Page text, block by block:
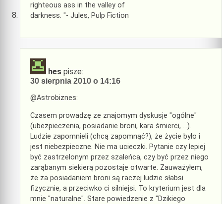
righteous ass in the valley of
darkness. "- Jules, Pulp Fiction
hes pisze:
30 sierpnia 2010 o 14:16
@Astrobiznes:
Czasem prowadzę ze znajomym dyskusje "ogólne"
(ubezpieczenia, posiadanie broni, kara śmierci, …).
Ludzie zapomnieli (chcą zapomnąć?), że życie było i
jest niebezpieczne. Nie ma ucieczki. Pytanie czy lepiej
być zastrzelonym przez szaleńca, czy być przez niego
zarąbanym siekierą pozostaje otwarte. Zauważyłem,
że za posiadaniem broni są raczej ludzie słabsi
fizycznie, a przeciwko ci silniejsi. To kryterium jest dla
mnie "naturalne". Stare powiedzenie z "Dzikiego